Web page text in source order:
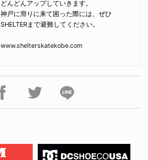
どんどんアップしていきます。
神戸に滑りに来て困った際には、ぜひ
SHELTERまで避難してください。
www.shelterskatekobe.com